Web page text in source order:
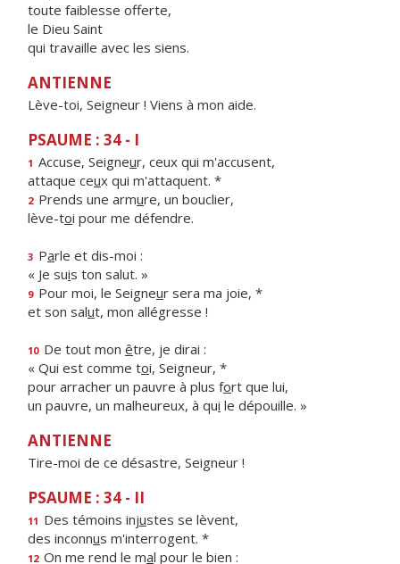
toute faiblesse offerte,
le Dieu Saint
qui travaille avec les siens.
ANTIENNE
Lève-toi, Seigneur ! Viens à mon aide.
PSAUME : 34 - I
1 Accuse, Seigneur, ceux qui m'accusent,
attaque ceux qui m'attaquent. *
2 Prends une armure, un bouclier,
lève-toi pour me défendre.
3 Parle et dis-moi :
« Je suis ton salut. »
9 Pour moi, le Seigneur sera ma joie, *
et son salut, mon allégresse !
10 De tout mon être, je dirai :
« Qui est comme toi, Seigneur, *
pour arracher un pauvre à plus fort que lui,
un pauvre, un malheureux, à qui le dépouille. »
ANTIENNE
Tire-moi de ce désastre, Seigneur !
PSAUME : 34 - II
11 Des témoins injustes se lèvent,
des inconnus m'interrogent. *
12 On me rend le mal pour le bien :